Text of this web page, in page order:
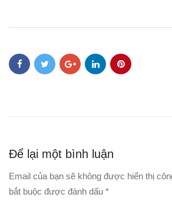
Để lại một bình luận
Email của bạn sẽ không được hiển thị
bắt buộc được đánh dấu *